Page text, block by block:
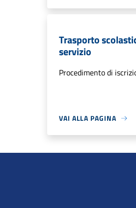
Trasporto
servizio
Procedimento di
VAI ALLA PAGINA